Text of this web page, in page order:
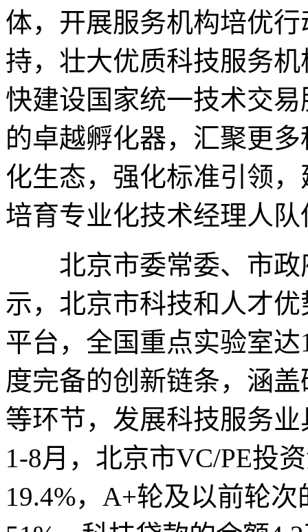
体，开展服务机构培优
持，壮大优质科技服务
快建设国家统一技术交
的卓越孵化器，汇聚更
化生态，强化标准引领
培育专业化技术经理人
北京市委常委、市政
示，北京市科技和人才
平台，全国重点实验室
度完备的创新链条，涵
等环节，发展科技服务
1-8月，北京市VC/PE投
19.4%，A+轮及以前轮